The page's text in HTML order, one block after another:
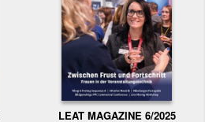
LEAT MAGAZINE 6/2025